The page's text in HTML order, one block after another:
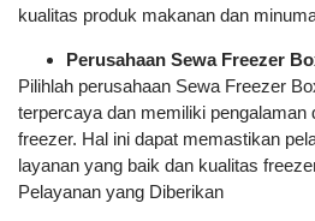
kualitas produk makanan dan
Perusahaan Sewa Freezer
Pilihlah perusahaan Sewa Freezer
terpercaya dan memiliki pengalaman
freezer. Hal ini dapat memastikan
layanan yang baik dan kualitas
Pelayanan yang Diberikan